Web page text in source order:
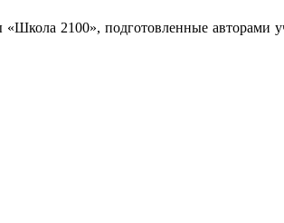
2100», подготовленные авторами